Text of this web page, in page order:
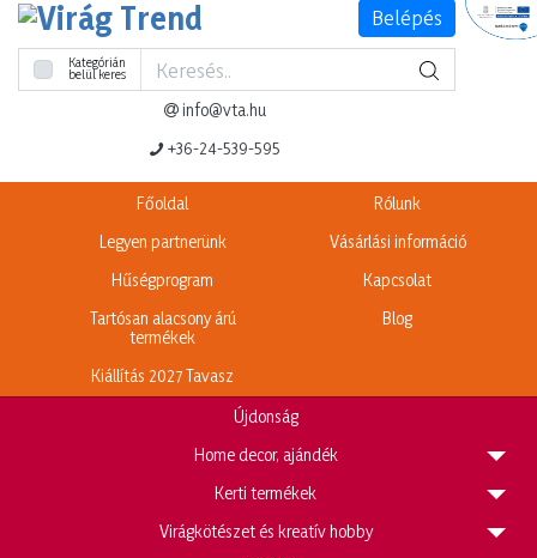
Kategórián
belül keres
info@vta.hu
+36-24-539-595
Belépés
Főoldal
Rólunk
Legyen partnerünk
Vásárlási információ
Hűségprogram
Kapcsolat
Tartósan alacsony árú
termékek
Blog
Kiállítás 2027 Tavasz
Újdonság
Home decor, ajándék
Kerti termékek
Virágkötészet és kreatív hobby